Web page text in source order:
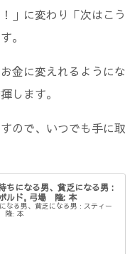
」に変わり「次はこう
。
金に変えれるようにな
します。
ので、いつでも手に取
ちになる男、貧乏になる男 :
ルド, 弓場 隆: 本
なる男、貧乏になる男 : スティー
隆: 本